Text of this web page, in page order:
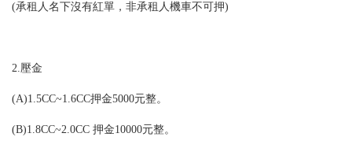
(承租人名下沒有紅單，非承租人機車不可押)
2.壓金
(A)1.5CC~1.6CC押金5000元整。
(B)1.8CC~2.0CC 押金10000元整。